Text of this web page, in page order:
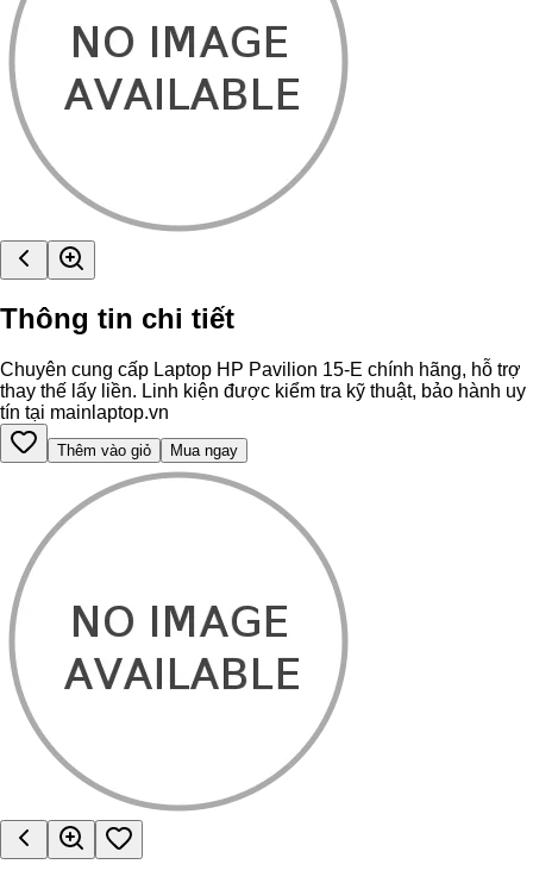
Thông tin chi tiết
Chuyên cung cấp Laptop HP Pavilion 15-E chính hãng, hỗ trợ
thay thế lấy liền. Linh kiện được kiểm tra kỹ thuật, bảo hành uy
tín tại mainlaptop.vn
Thêm vào giỏ Mua ngay